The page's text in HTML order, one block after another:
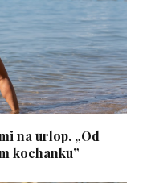
na urlop. „Od
kochanku”